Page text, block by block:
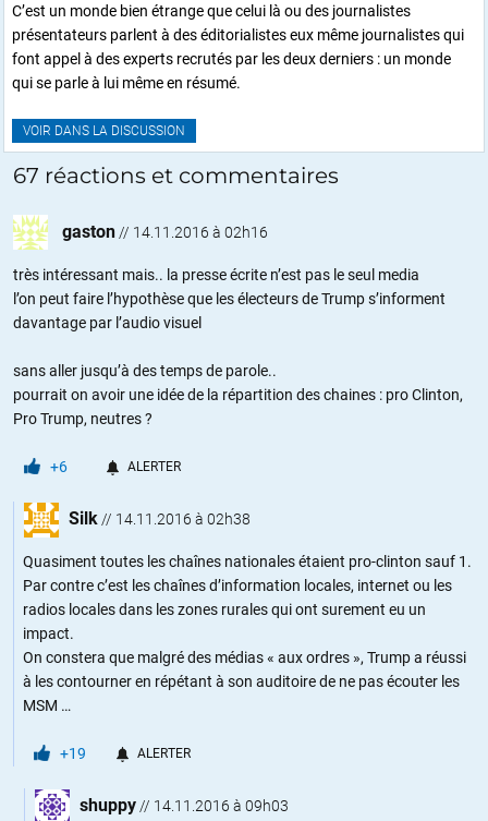
C’est un monde bien étrange que celui là ou des journalistes
présentateurs parlent à des éditorialistes eux même journalistes qui
font appel à des experts recrutés par les deux derniers : un monde
qui se parle à lui même en résumé.
VOIR DANS LA DISCUSSION
67 réactions et commentaires
gaston // 14.11.2016 à 02h16
très intéressant mais.. la presse écrite n’est pas le seul media
l’on peut faire l’hypothèse que les électeurs de Trump s’informent
davantage par l’audio visuel
sans aller jusqu’à des temps de parole..
pourrait on avoir une idée de la répartition des chaines : pro Clinton,
Pro Trump, neutres ?
+6 ALERTER
Silk // 14.11.2016 à 02h38
Quasiment toutes les chaînes nationales étaient pro-clinton sauf 1.
Par contre c’est les chaînes d’information locales, internet ou les
radios locales dans les zones rurales qui ont surement eu un
impact.
On constera que malgré des médias « aux ordres », Trump a réussi
à les contourner en répétant à son auditoire de ne pas écouter les
MSM …
+19 ALERTER
shuppy // 14.11.2016 à 09h03